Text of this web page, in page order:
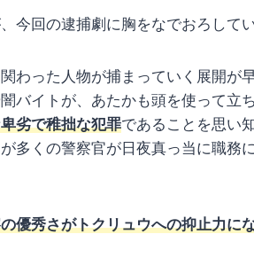
今回の逮捕劇に胸をなでおろしてい
わった人物が捕まっていく展開が
闇バイトが、あたかも頭を使って立
劣で稚拙な犯罪であることを思い
多くの警察官が日夜真っ当に職務
優秀さがトクリュウへの抑止力に